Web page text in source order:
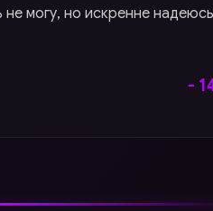
могу, но искренне
-